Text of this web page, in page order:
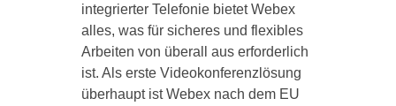
integrierter Telefonie bietet Webex
alles, was für sicheres und flexibles
Arbeiten von überall aus erforderlich
ist. Als erste Videokonferenzlösung
überhaupt ist Webex nach dem EU